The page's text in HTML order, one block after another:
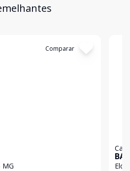
Comparar
MG
Casa